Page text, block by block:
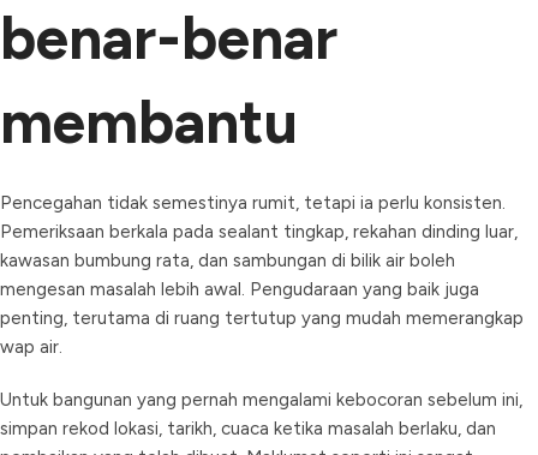
benar-benar
membantu
Pencegahan tidak semestinya rumit, tetapi ia perlu konsisten.
Pemeriksaan berkala pada sealant tingkap, rekahan dinding luar,
kawasan bumbung rata, dan sambungan di bilik air boleh
mengesan masalah lebih awal. Pengudaraan yang baik juga
penting, terutama di ruang tertutup yang mudah memerangkap
wap air.
Untuk bangunan yang pernah mengalami kebocoran sebelum ini,
simpan rekod lokasi, tarikh, cuaca ketika masalah berlaku, dan